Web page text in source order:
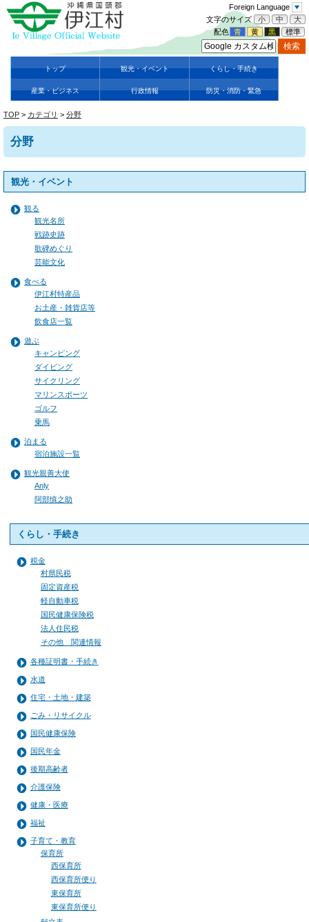
Foreign Language
文字のサイズ
小 中
大
配色 青 黄 黒 標準
トップ 観光・イベント くらし・手続き
産業・ビジネス 行政情報 防災・消防・緊急
TOP > カテゴリ > 分野
分野
観光・イベント
観る
観光名所
戦跡史跡
歌碑めぐり
芸能文化
食べる
伊江村特産品
お土産・雑貨店等
飲食店一覧
遊ぶ
キャンピング
ダイビング
サイクリング
マリンスポーツ
ゴルフ
乗馬
泊まる
宿泊施設一覧
観光親善大使
Anly
阿部慎之助
くらし・手続き
税金
村県民税
固定資産税
軽自動車税
国民健康保険税
法人住民税
その他 関連情報
各種証明書・手続き
水道
住宅・土地・建築
ごみ・リサイクル
国民健康保険
国民年金
後期高齢者
介護保険
健康・医療
福祉
子育て・教育
保育所
西保育所
西保育所便り
東保育所
東保育所便り